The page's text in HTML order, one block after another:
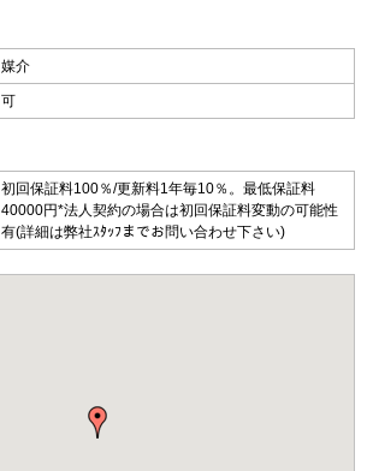
媒介
可
初回保証料100％/更新料1年毎10％。最低保証料
40000円*法人契約の場合は初回保証料変動の可能性
有(詳細は弊社ｽﾀｯﾌまでお問い合わせ下さい)